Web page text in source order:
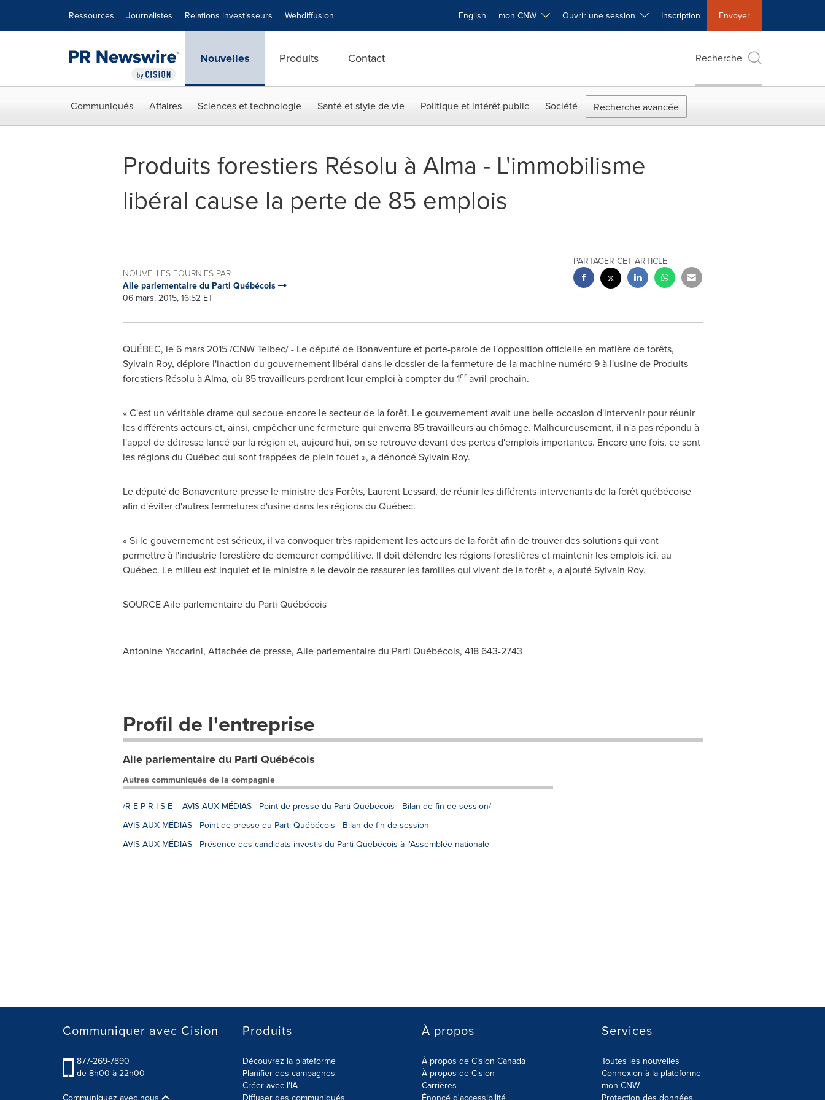
Ressources Journalistes Relations investisseurs Webdiffusion English mon CNW Ouvrir une session Inscription Envoyer
Nouvelles Produits Contact Recherche
Communiqués Affaires Sciences et technologie Santé et style de vie Politique et intérêt public Société Recherche avancée
Produits forestiers Résolu à Alma - L'immobilisme
libéral cause la perte de 85 emplois
NOUVELLES FOURNIES PAR
Aile parlementaire du Parti Québécois
06 mars, 2015, 16:52 ET
PARTAGER CET ARTICLE
QUÉBEC, le 6 mars 2015 /CNW Telbec/ - Le député de Bonaventure et porte-parole de l'opposition officielle en matière de forêts,
Sylvain Roy, déplore l'inaction du gouvernement libéral dans le dossier de la fermeture de la machine numéro 9 à l'usine de Produits
forestiers Résolu à Alma, où 85 travailleurs perdront leur emploi à compter du 1eravril prochain.
« C'est un véritable drame qui secoue encore le secteur de la forêt. Le gouvernement avait une belle occasion d'intervenir pour réunir
les différents acteurs et, ainsi, empêcher une fermeture qui enverra 85 travailleurs au chômage. Malheureusement, il n'a pas répondu à
l'appel de détresse lancé par la région et, aujourd'hui, on se retrouve devant des pertes d'emplois importantes. Encore une fois, ce sont
les régions du Québec qui sont frappées de plein fouet », a dénoncéSylvain Roy.
Le député de Bonaventure presse le ministre des Forêts, Laurent Lessard, de réunir les différents intervenants de la forêt québécoise
afin d'éviter d'autres fermetures d'usine dans les régions du Québec.
« Si le gouvernement est sérieux, il va convoquer très rapidement les acteurs de la forêt afin de trouver des solutions qui vont
permettre à l'industrie forestière de demeurer compétitive. Il doit défendre les régions forestières et maintenir les emplois ici, au
Québec. Le milieu est inquiet et le ministre a le devoir de rassurer les familles qui vivent de la forêt », a ajoutéSylvain Roy.
SOURCE Aile parlementaire du Parti Québécois
Antonine Yaccarini, Attachée de presse, Aile parlementaire du Parti Québécois, 418 643-2743
Profil de l'entreprise
Aile parlementaire du Parti Québécois
Autres communiqués de la compagnie
/R E P R I S E -- AVIS AUX MÉDIAS - Point de presse du Parti Québécois - Bilan de fin de session/
AVIS AUX MÉDIAS - Point de presse du Parti Québécois - Bilan de fin de session
AVIS AUX MÉDIAS - Présence des candidats investis du Parti Québécois à l'Assemblée nationale
Communiquer avec Cision
877-269-7890
de 8h00 à 22h00
Communiquez avec nous
Produits
Découvrez la plateforme
Planifier des campagnes
Créer avec l'IA
Diffuser des communiqués
À propos
À propos de Cision Canada
À propos de Cision
Carrières
Énoncé d'accessibilité
Services
Toutes les nouvelles
Connexion à la plateforme
mon CNW
Protection des données